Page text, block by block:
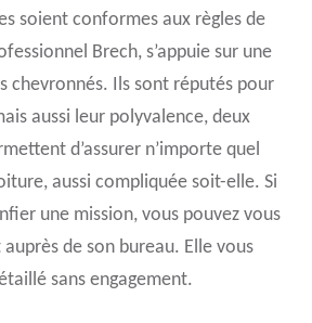
soient conformes aux règles de
Brech, s’appuie sur une
chevronnés. Ils sont réputés pour
aussi leur polyvalence, deux
d’assurer n’importe quel
aussi compliquée soit-elle. Si
une mission, vous pouvez vous
de son bureau. Elle vous
sans engagement.